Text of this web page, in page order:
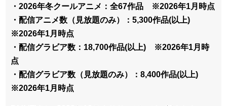
・2026年冬クールアニメ：全67作品 ※2026年1月時点
・配信アニメ数（見放題のみ）：5,300作品(以上)
※2026年1月時点
・配信グラビア数：18,700作品(以上) ※2026年1月時
点
・配信グラビア数（見放題のみ）：8,400作品(以上)
※2026年1月時点